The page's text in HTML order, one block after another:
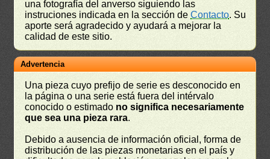
una fotografía del anverso siguiendo las
instruciones indicada en la sección deContacto. Su
aporte será agradecido y ayudará a mejorar la
calidad de este sitio.
Advertencia
Una pieza cuyo prefijo de serie es desconocido en
la página o una serie está fuera del intérvalo
conocido o estimado no significa necesariamente
que sea una pieza rara.
Debido a ausencia de información oficial, forma de
distribución de las piezas monetarias en el país y